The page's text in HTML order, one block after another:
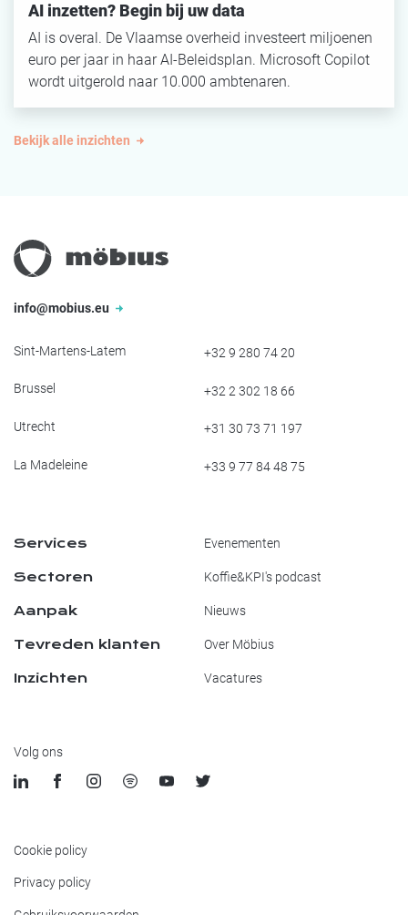
AI inzetten? Begin bij uw data
AI is overal. De Vlaamse overheid investeert miljoenen
euro per jaar in haar AI-Beleidsplan. Microsoft Copilot
wordt uitgerold naar 10.000 ambtenaren.
Bekijk alle inzichten
info@mobius.eu
Sint-Martens-Latem +32 9 280 74 20
Brussel +32 2 302 18 66
Utrecht +31 30 73 71 197
La Madeleine +33 9 77 84 48 75
Services
Sectoren
Aanpak
Tevreden klanten
Inzichten
Evenementen
Koffie&KPI's podcast
Nieuws
Over Möbius
Vacatures
Volg ons
Cookie policy
Privacy policy